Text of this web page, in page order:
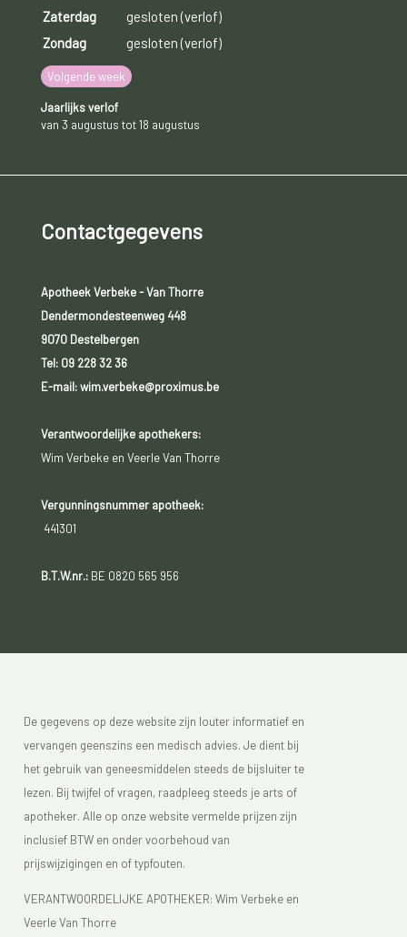
Zaterdag
gesloten (verlof)
Zondag
gesloten (verlof)
Volgende week
Jaarlijks verlof
van 3 augustus tot 18 augustus
Contactgegevens
Apotheek Verbeke - Van Thorre
Dendermondesteenweg 448
9070 Destelbergen
Tel: 09 228 32 36
E-mail: wim.verbeke@proximus.be
Verantwoordelijke apothekers:
Wim Verbeke en Veerle Van Thorre
Vergunningsnummer apotheek:
441301
B.T.W.nr.:BE 0820 565 956
De gegevens op deze website zijn louter informatief en
vervangen geenszins een medisch advies. Je dient bij
het gebruik van geneesmiddelen steeds de bijsluiter te
lezen. Bij twijfel of vragen, raadpleeg steeds je arts of
apotheker. Alle op onze website vermelde prijzen zijn
inclusief BTW en onder voorbehoud van
prijswijzigingen en of typfouten.
VERANTWOORDELIJKE APOTHEKER: Wim Verbeke en
Veerle Van Thorre